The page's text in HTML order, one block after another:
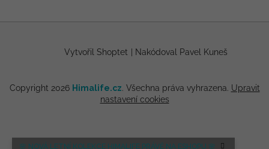
🌸 NOVÁ LETNÍ KOLEKCE HIMALIFE PRÁVĚ NA ESHOPU 🌸
Vytvořil Shoptet Nakódoval Pavel Kuneš
Copyright 2026 Himalife.cz. Všechna práva vyhrazena. Upravit
nastavení cookies